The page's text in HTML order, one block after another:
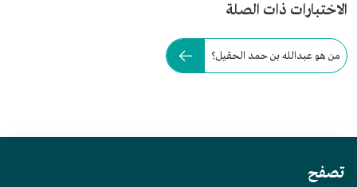
الاختبارات ذات الصلة
من هو عبدالله بن حمد الحقيل؟
تصفح